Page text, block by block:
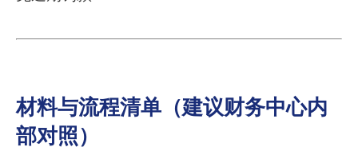
材料与流程清单（建议财务中心内
部对照）